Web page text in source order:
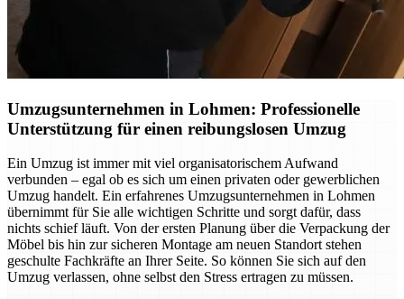
Umzugsunternehmen in Lohmen: Professionelle
Unterstützung für einen reibungslosen Umzug
Ein Umzug ist immer mit viel organisatorischem Aufwand
verbunden – egal ob es sich um einen privaten oder gewerblichen
Umzug handelt. Ein erfahrenes Umzugsunternehmen in Lohmen
übernimmt für Sie alle wichtigen Schritte und sorgt dafür, dass
nichts schief läuft. Von der ersten Planung über die Verpackung der
Möbel bis hin zur sicheren Montage am neuen Standort stehen
geschulte Fachkräfte an Ihrer Seite. So können Sie sich auf den
Umzug verlassen, ohne selbst den Stress ertragen zu müssen.